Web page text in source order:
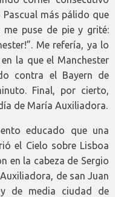
más pálido que
puse de pie y grité:
Me refería, ya lo
la que el Manchester
contra el Bayern de
Final, por cierto,
de María Auxiliadora.
educado que una
el Cielo sobre Lisboa
en la cabeza de Sergio
de san Juan
de media ciudad de